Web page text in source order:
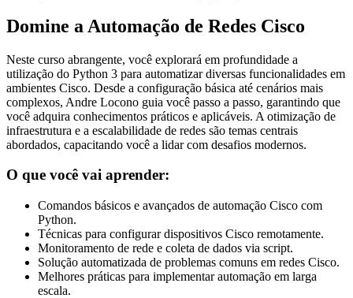
Domine a Automação de Redes Cisco
Neste curso abrangente, você explorará em profundidade a
utilização do Python 3 para automatizar diversas funcionalidades em
ambientes Cisco. Desde a configuração básica até cenários mais
complexos, Andre Locono guia você passo a passo, garantindo que
você adquira conhecimentos práticos e aplicáveis. A otimização de
infraestrutura e a escalabilidade de redes são temas centrais
abordados, capacitando você a lidar com desafios modernos.
O que você vai aprender:
Comandos básicos e avançados de automação Cisco com
Python.
Técnicas para configurar dispositivos Cisco remotamente.
Monitoramento de rede e coleta de dados via script.
Solução automatizada de problemas comuns em redes Cisco.
Melhores práticas para implementar automação em larga
escala.